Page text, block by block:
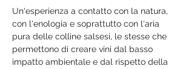
Un'esperienza a contatto con la natura,
con l'enologia e soprattutto con l'aria
pura delle colline salsesi, le stesse che
permettono di creare vini dal basso
impatto ambientale e dal rispetto della